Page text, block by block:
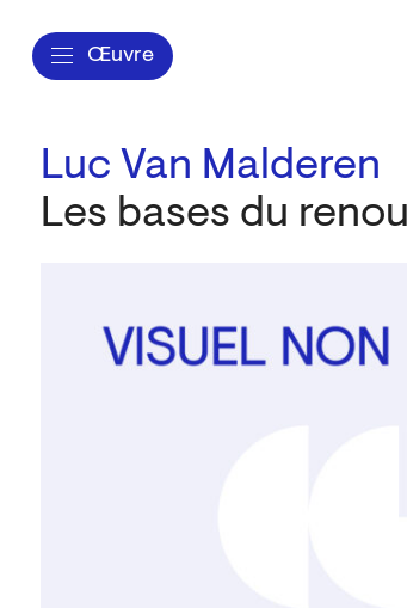
Œuvre
Luc Van Malderen
Les bases du